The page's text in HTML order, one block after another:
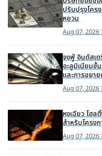
ปรับปรุงโคร
หยวน
Aug 07, 2026
จงฟู่ อินดัสเต
อะลูมิเนียมขั้
และการขยา
Aug 07, 2026
หงเฉียว โฮ
สำหรับโครง
Aug 07, 2026